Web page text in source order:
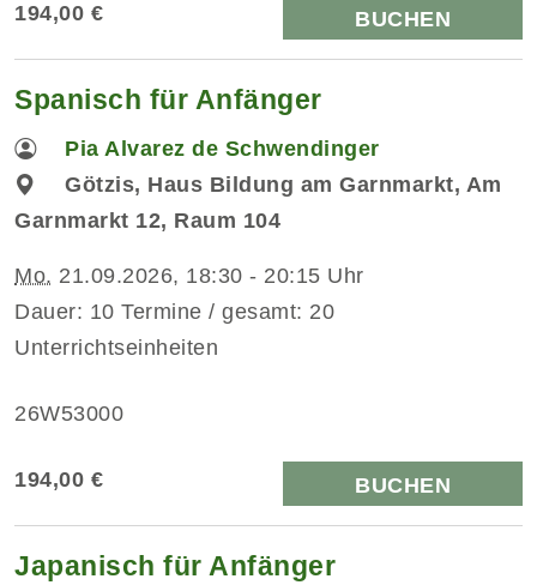
194,00 € BUCHEN
Spanisch für Anfänger
Pia Alvarez de Schwendinger
Götzis, Haus Bildung am Garnmarkt, Am
Garnmarkt 12, Raum 104
Mo. 21.09.2026, 18:30 - 20:15 Uhr
Dauer: 10 Termine / gesamt: 20
Unterrichtseinheiten
26W53000
194,00 € BUCHEN
Japanisch für Anfänger